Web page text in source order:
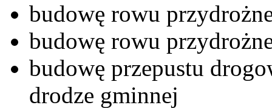
budowę rowu
budowę rowu
budowę przepustu
drodze gminnej